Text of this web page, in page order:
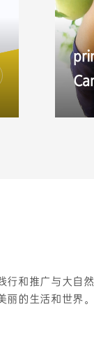
和推广与大自
的生活和世界。